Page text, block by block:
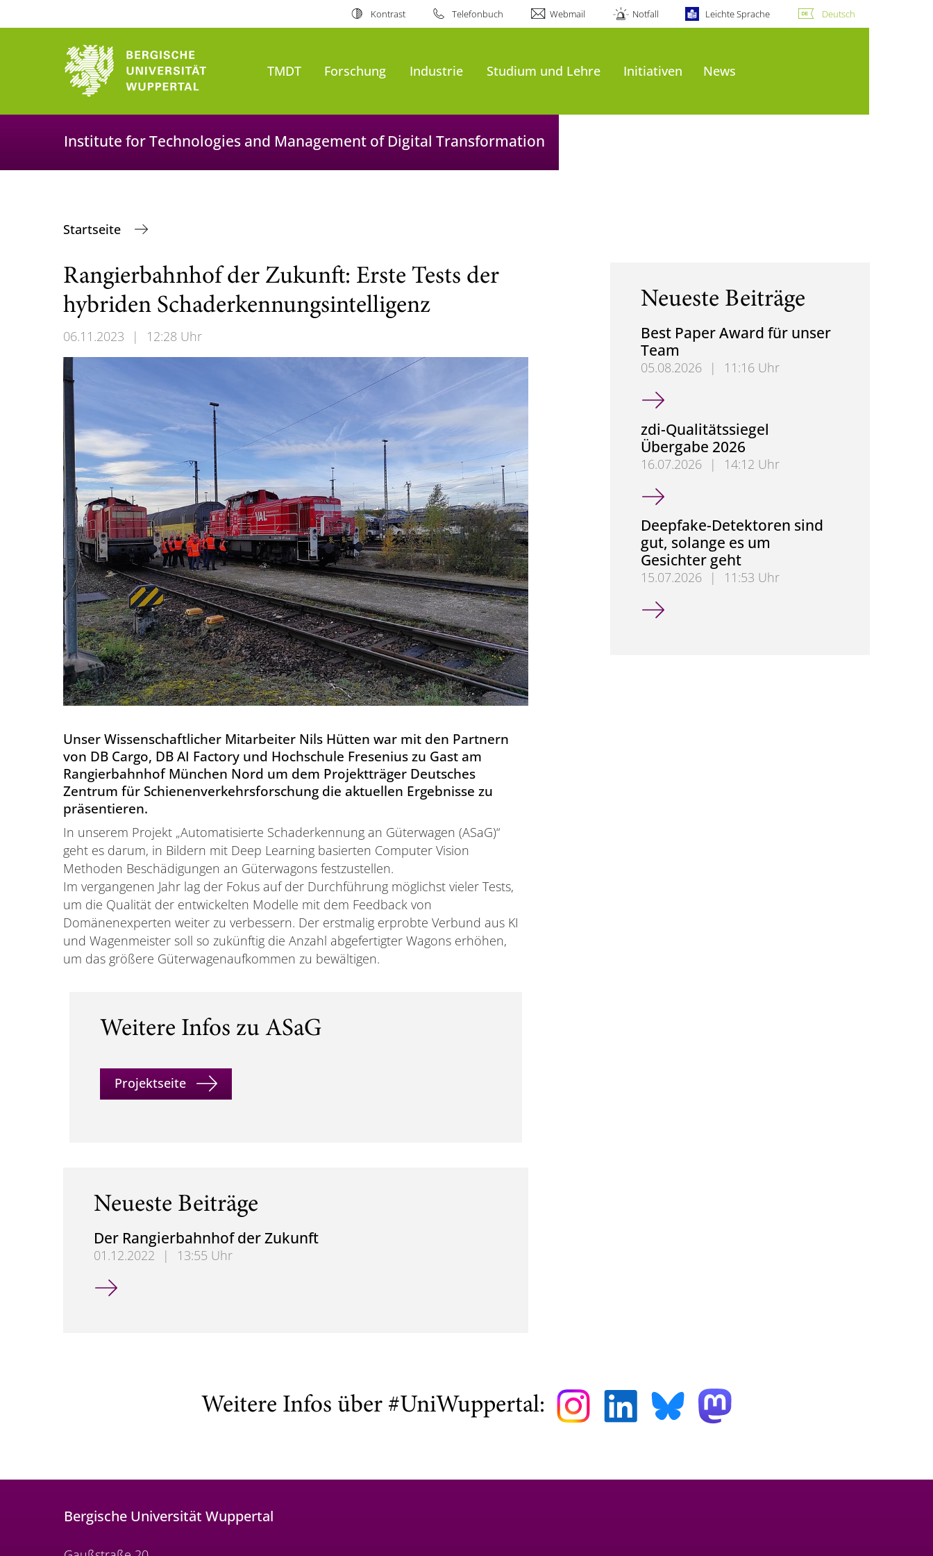
Kontrast Telefonbuch Webmail Notfall Leichte Sprache Deutsch
TMDT Forschung Industrie Studium und Lehre Initiativen News
Institute for Technologies and Management of Digital Transformation
Startseite
Rangierbahnhof der Zukunft: Erste Tests der
hybriden Schaderkennungsintelligenz
06.11.2023 | 12:28 Uhr
Unser Wissenschaftlicher Mitarbeiter Nils Hütten war mit den Partnern
von DB Cargo, DB AI Factory und Hochschule Fresenius zu Gast am
Rangierbahnhof München Nord um dem Projektträger Deutsches
Zentrum für Schienenverkehrsforschung die aktuellen Ergebnisse zu
präsentieren.
In unserem Projekt „Automatisierte Schaderkennung an Güterwagen (ASaG)“
geht es darum, in Bildern mit Deep Learning basierten Computer Vision
Methoden Beschädigungen an Güterwagons festzustellen.
Im vergangenen Jahr lag der Fokus auf der Durchführung möglichst vieler Tests,
um die Qualität der entwickelten Modelle mit dem Feedback von
Domänenexperten weiter zu verbessern. Der erstmalig erprobte Verbund aus KI
und Wagenmeister soll so zukünftig die Anzahl abgefertigter Wagons erhöhen,
um das größere Güterwagenaufkommen zu bewältigen.
Weitere Infos zu ASaG
Projektseite
Neueste Beiträge
Der Rangierbahnhof der Zukunft
01.12.2022 |
13:55 Uhr
Der Rangierbahnhof der Zukunft
Neueste Beiträge
Best Paper Award für unser
Team
05.08.2026 |
11:16 Uhr
Best Paper Award für unser Team
zdi-Qualitätssiegel
Übergabe 2026
16.07.2026 |
14:12 Uhr
zdi-Qualitätssiegel Übergabe 2026
Deepfake-Detektoren sind
gut, solange es um
Gesichter geht
15.07.2026 |
11:53 Uhr
Deepfake-Detektoren sind gut, solange es um
Weitere Infos über #UniWuppertal:
Bergische Universität Wuppertal